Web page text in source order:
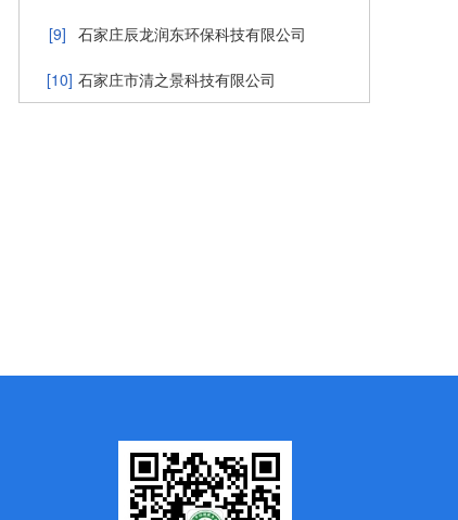
[9] 石家庄辰龙润东环保科技有限公司
[10] 石家庄市清之景科技有限公司